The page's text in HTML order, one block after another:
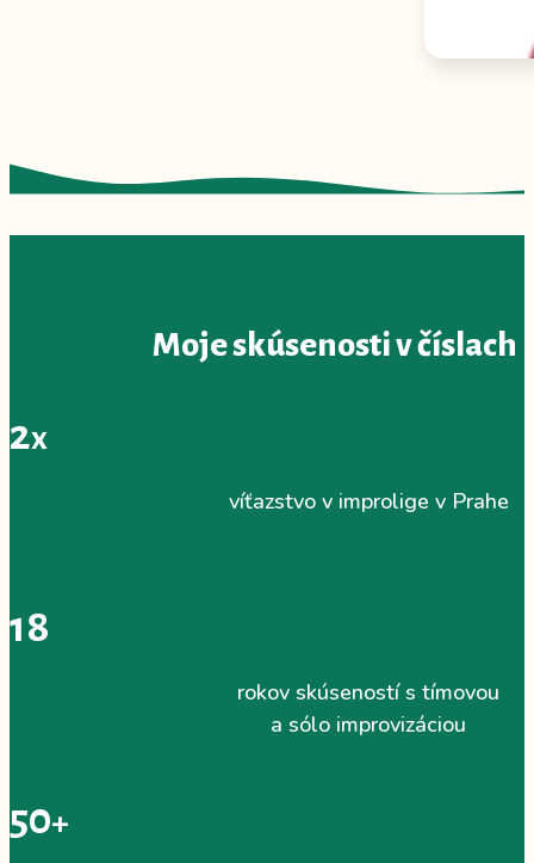
Moje skúsenosti v číslach
2x
víťazstvo v improlige v Prahe
18
rokov skúseností s tímovou
a sólo improvizáciou
50+